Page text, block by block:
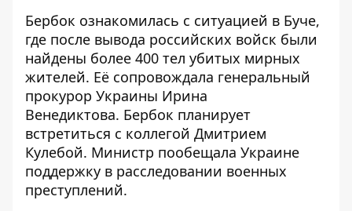
Бербок ознакомилась с ситуацией в Буче,
где после вывода российских войск были
найдены более 400 тел убитых мирных
жителей. Её сопровождала генеральный
прокурор Украины Ирина
Венедиктова. Бербок планирует
встретиться с коллегой Дмитрием
Кулебой. Министр пообещала Украине
поддержку в расследовании военных
преступлений.